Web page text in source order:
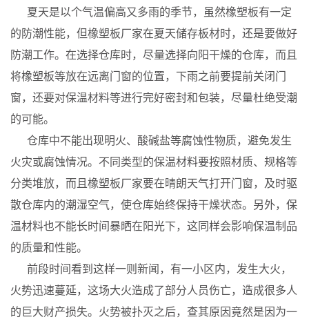
夏天是以个气温偏高又多雨的季节，虽然橡塑板有一定
的防潮性能，但橡塑板厂家在夏天储存板材时，还是要做好
防潮工作。在选择仓库时，尽量选择向阳干燥的仓库，而且
将橡塑板等放在远离门窗的位置，下雨之前要提前关闭门
窗，还要对保温材料等进行完好密封和包装，尽量杜绝受潮
的可能。
仓库中不能出现明火、酸碱盐等腐蚀性物质，避免发生
火灾或腐蚀情况。不同类型的保温材料要按照材质、规格等
分类堆放，而且橡塑板厂家要在晴朗天气打开门窗，及时驱
散仓库内的潮湿空气，使仓库始终保持干燥状态。另外，保
温材料也不能长时间暴晒在阳光下，这同样会影响保温制品
的质量和性能。
前段时间看到这样一则新闻，有一小区内，发生大火，
火势迅速蔓延，这场大火造成了部分人员伤亡，造成很多人
的巨大财产损失。火势被扑灭之后，查其原因竟然是因为一